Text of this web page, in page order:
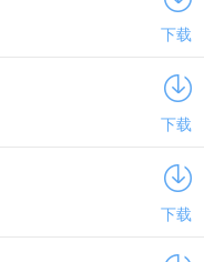
下载
下载
下载